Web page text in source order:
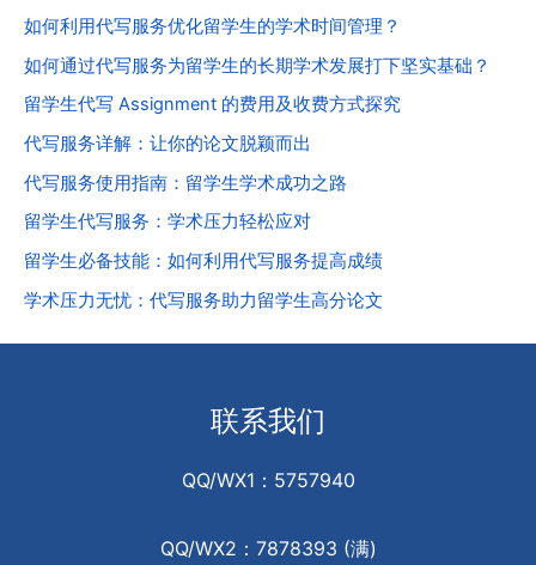
如何利用代写服务优化留学生的学术时间管理？
如何通过代写服务为留学生的长期学术发展打下坚实基础？
留学生代写 Assignment 的费用及收费方式探究
代写服务详解：让你的论文脱颖而出
代写服务使用指南：留学生学术成功之路
留学生代写服务：学术压力轻松应对
留学生必备技能：如何利用代写服务提高成绩
学术压力无忧：代写服务助力留学生高分论文
联系我们
QQ/WX1：5757940
QQ/WX2：7878393 (满)